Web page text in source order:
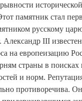
памятник стал
русскому
Александр III
на европеизацию
страны в поисках
и норм.
противоречива.